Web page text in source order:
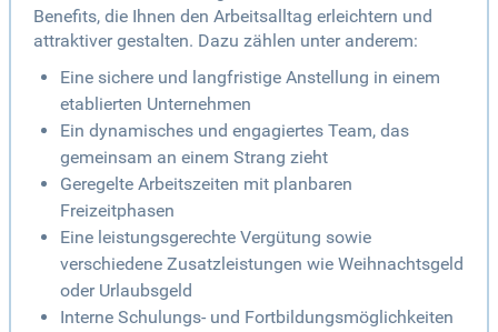
Benefits, die Ihnen den Arbeitsalltag erleichtern und
attraktiver gestalten. Dazu zählen unter anderem:
Eine sichere und langfristige Anstellung in einem
etablierten Unternehmen
Ein dynamisches und engagiertes Team, das
gemeinsam an einem Strang zieht
Geregelte Arbeitszeiten mit planbaren
Freizeitphasen
Eine leistungsgerechte Vergütung sowie
verschiedene Zusatzleistungen wie Weihnachtsgeld
oder Urlaubsgeld
Interne Schulungs- und Fortbildungsmöglichkeiten